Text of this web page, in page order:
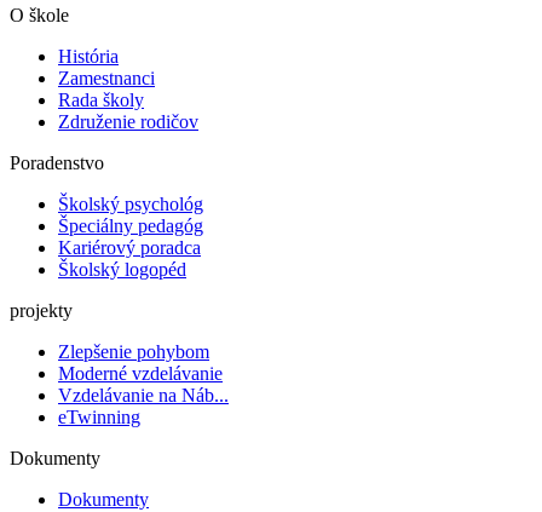
O škole
História
Zamestnanci
Rada školy
Združenie rodičov
Poradenstvo
Školský psychológ
Špeciálny pedagóg
Kariérový poradca
Školský logopéd
projekty
Zlepšenie pohybom
Moderné vzdelávanie
Vzdelávanie na Náb...
eTwinning
Dokumenty
Dokumenty